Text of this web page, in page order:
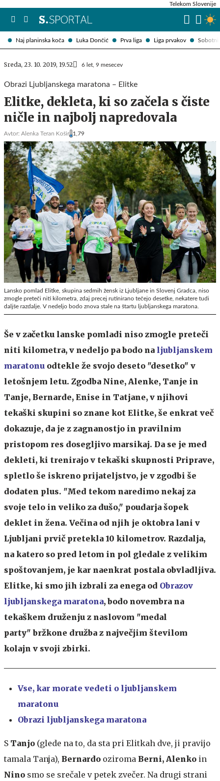
Naj planinska koča Luka Dončić Prva liga Liga prvakov Sobotni
Telekom Slovenije
Sreda, 23. 10. 2019, 19.52 6 let, 9 mesecev
Obrazi Ljubljanskega maratona – Elitke
Elitke, dekleta, ki so začela s čiste
ničle in najbolj napredovala
Avtor: Alenka Teran Košir 1,79
Lansko pomlad Elitke, skupina sedmih žensk iz Ljubljane in Slovenj Gradca, niso
zmogle preteči niti kilometra, zdaj precej rutinirano tečejo desetke, nekatere tudi
daljše razdalje. V nedeljo bodo znova stale na štartu ljubljanskega maratona.
Še v začetku lanske pomladi niso zmogle preteči
niti kilometra, v nedeljo pa bodo na ljubljanskem
maratonu odtekle že svojo deseto "desetko" v
letošnjem letu. Zgodba Nine, Alenke, Tanje in
Tanje, Bernarde, Enise in Tatjane, v njihovi
tekaški skupini so znane kot Elitke, še enkrat več
dokazuje, da je z zagnanostjo in pravilnim
pristopom res dosegljivo marsikaj. Da se je med
dekleti, ki trenirajo v tekaški skupnosti Priprave,
spletlo še iskreno prijateljstvo, je v zgodbi še
dodaten plus. "Med tekom naredimo nekaj za
svoje telo in veliko za dušo," poudarja šopek
deklet in žena. Večina od njih je oktobra lani v
Ljubljani prvič pretekla 10 kilometrov. Razdalja,
na katero so pred letom in pol gledale z velikim
spoštovanjem, je kar naenkrat postala obvladljiva.
Elitke, ki smo jih izbrali za enega od Obrazov
ljubljanskega maratona, bodo novembra na
tekaškem druženju z naslovom "medal
party" bržkone družba z največjim številom
kolajn v svoji zbirki.
Vse, kar morate vedeti o ljubljanskem
maratonu
Obrazi ljubljanskega maratona
S Tanjo (glede na to, da sta pri Elitkah dve, ji pravijo
tamala Tanja), Bernardo oziroma Berni, Alenko in
Nino smo se srečale v petek zvečer. Na drugi strani